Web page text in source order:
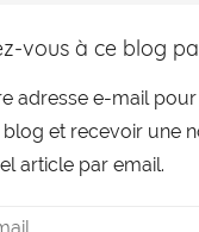
vous à ce blog
adresse e-mail
et recevoir une
article par email.